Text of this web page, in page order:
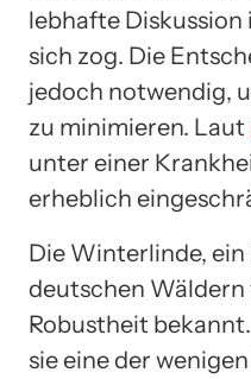
lebhafte
sich zog. Die
jedoch notwendig,
zu minimieren. Laut
unter einer
erheblich
Die Winterlinde, ein
deutschen
Robustheit
sie eine der